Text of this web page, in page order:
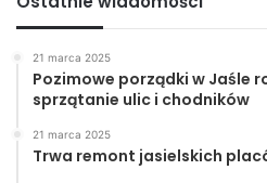
21 marca 2025
Pozimowe porządki w Jaśle
sprzątanie ulic i chodników
21 marca 2025
Trwa remont jasielskich